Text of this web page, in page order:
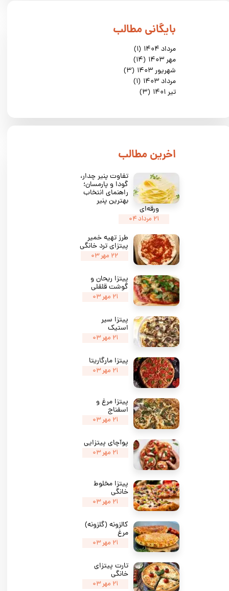
مرداد ۱۴۰۴
(۱)
مهر ۱۴۰۳
(۱۴)
شهریور ۱۴۰۳
(۳)
مرداد ۱۴۰۳
(۱)
تیر ۱۴۰۱
(۳)
​بایگانی مطالب
​اخرین مطالب
تفاوت پنیر چدار،
گودا و پارمسان؛
راهنمای انتخاب
بهترین پنیر
ورقه‌ای
۲۱ مرداد ۰۴
طرز تهیه خمیر
پیتزای ترد خانگی
۲۲ مهر ۰۳
پیتزا ریحان و
گوشت قلقلی
۲۱ مهر ۰۳
پیتزا سیر
استیک
۲۱ مهر ۰۳
پیتزا مارگاریتا
۲۱ مهر ۰۳
پیتزا مرغ و
اسفناج
۲۱ مهر ۰۳
پوآچای پیتزایی
۲۱ مهر ۰۳
پیتزا مخلوط
خانگی
۲۱ مهر ۰۳
کالزونه (گلزونه)
مرغ
۲۱ مهر ۰۳
تارت پیتزای
خانگی
۲۱ مهر ۰۳